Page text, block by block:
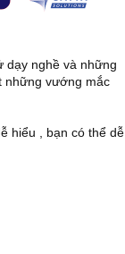
dạy nghề và những
những vướng mắc
hiểu , bạn có thể dễ